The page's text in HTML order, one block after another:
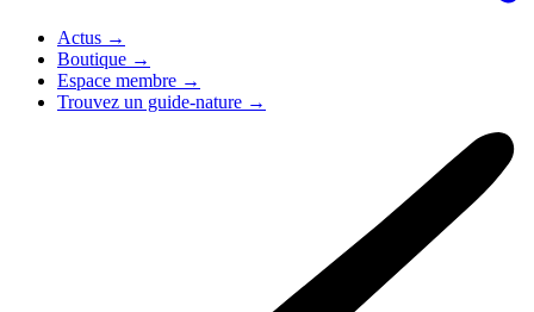
Actus →
Boutique →
Espace membre →
Trouvez un guide-nature →